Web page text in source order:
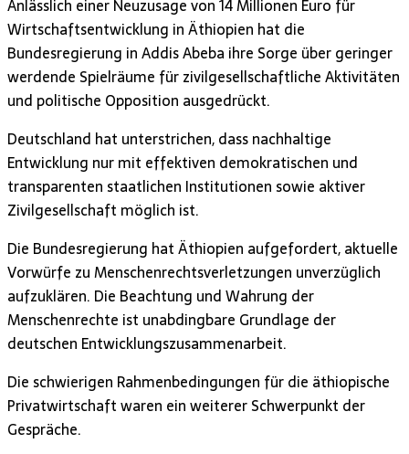
Anlässlich einer Neuzusage von 14 Millionen Euro für
Wirtschaftsentwicklung in Äthiopien hat die
Bundesregierung in Addis Abeba ihre Sorge über geringer
werdende Spielräume für zivilgesellschaftliche Aktivitäten
und politische Opposition ausgedrückt.
Deutschland hat unterstrichen, dass nachhaltige
Entwicklung nur mit effektiven demokratischen und
transparenten staatlichen Institutionen sowie aktiver
Zivilgesellschaft möglich ist.
Die Bundesregierung hat Äthiopien aufgefordert, aktuelle
Vorwürfe zu Menschenrechtsverletzungen unverzüglich
aufzuklären. Die Beachtung und Wahrung der
Menschenrechte ist unabdingbare Grundlage der
deutschen Entwicklungszusammenarbeit.
Die schwierigen Rahmenbedingungen für die äthiopische
Privatwirtschaft waren ein weiterer Schwerpunkt der
Gespräche.